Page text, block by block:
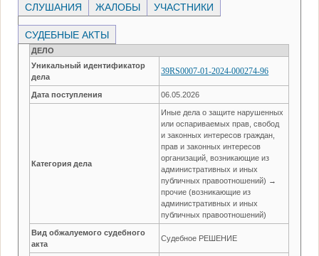
СЛУШАНИЯ ЖАЛОБЫ УЧАСТНИКИ
СУДЕБНЫЕ АКТЫ
ДЕЛО
Уникальный идентификатор
дела
39RS0007-01-2024-000274-96
Дата поступления 06.05.2026
Категория дела
Иные дела о защите нарушенных
или оспариваемых прав, свобод
и законных интересов граждан,
прав и законных интересов
организаций, возникающие из
административных и иных
публичных правоотношений) →
прочие (возникающие из
административных и иных
публичных правоотношений)
Вид обжалуемого судебного
акта
Судебное РЕШЕНИЕ